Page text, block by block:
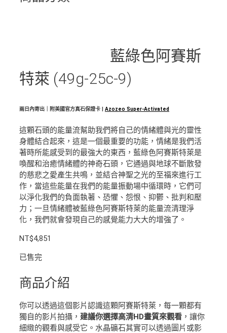
藍綠色阿賽斯
特萊 (49g-25c-9)
兩日內寄出｜附美國官方真石保證卡 | Azozeo Super-Activated
這顆石頭的能量流幫助我們將自己的情緒體與光的靈性
身體結合起來，這是一個最重要的功能，情緒是我們活
著時所能感受到的最強大的東西，藍綠色阿賽斯特萊是
喚醒和治癒情緒體的神奇石頭，它通過與地球不斷散發
的慈悲之愛產生共鳴，並結合神聖之光的至福來進行工
作，當這些能量在我們的能量振動場中循環時，它們可
以淨化我們的負面執著、恐懼、怨恨、抑鬱、批判和壓
力；一旦情緒體被藍綠色阿賽斯特萊的能量流清理淨
化，我們就會發現自己的感覺能力大大的增強了。
NT$4,851
已售完
商品介紹
你可以透過這個影片認識這顆阿賽斯特萊，每一顆都有
獨自的影片拍攝， 建議你選擇高清HD畫質來觀看 ，讓你
細緻的觀看與感受它。水晶礦石其實可以透過圖片或影